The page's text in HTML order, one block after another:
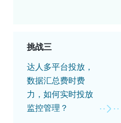
挑战三
达人多平台投放，
数据汇总费时费
力，如何实时投放
监控管理？